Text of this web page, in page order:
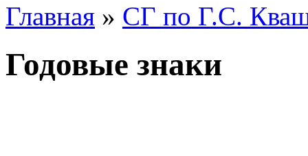
Главная » СГ по Г.С.
Годовые знаки